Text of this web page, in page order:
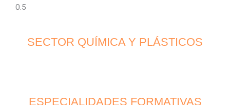
SECTOR QUÍMICA Y PLÁSTICOS
ESPECIALIDADES FORMATIVAS